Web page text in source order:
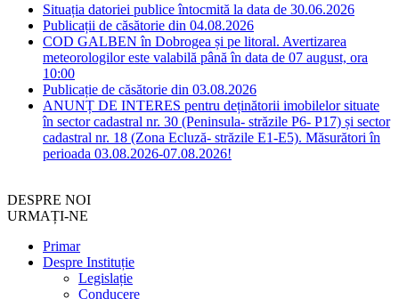
Situația datoriei publice întocmită la data de 30.06.2026
Publicații de căsătorie din 04.08.2026
COD GALBEN în Dobrogea și pe litoral. Avertizarea
meteorologilor este valabilă până în data de 07 august, ora
10:00
Publicație de căsătorie din 03.08.2026
ANUNȚ DE INTERES pentru deținătorii imobilelor situate
în sector cadastral nr. 30 (Peninsula- străzile P6- P17) și sector
cadastral nr. 18 (Zona Ecluză- străzile E1-E5). Măsurători în
perioada 03.08.2026-07.08.2026!
DESPRE NOI
URMAȚI-NE
Primar
Despre Instituție
Legislație
Conducere